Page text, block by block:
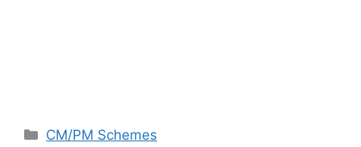
Categories
CM/PM Schemes